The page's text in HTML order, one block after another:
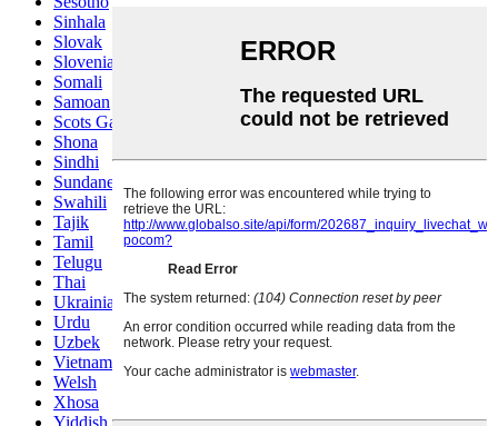
Sinhala
Slovak
Slovenian
Somali
Samoan
Scots Gaelic
Shona
Sindhi
Sundanese
Swahili
Tajik
Tamil
Telugu
Thai
Ukrainian
Urdu
Uzbek
Vietnamese
Welsh
Xhosa
Yiddish